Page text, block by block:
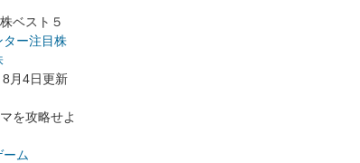
ベスト５
ター注目株
月4日更新
を攻略せよ
ーム